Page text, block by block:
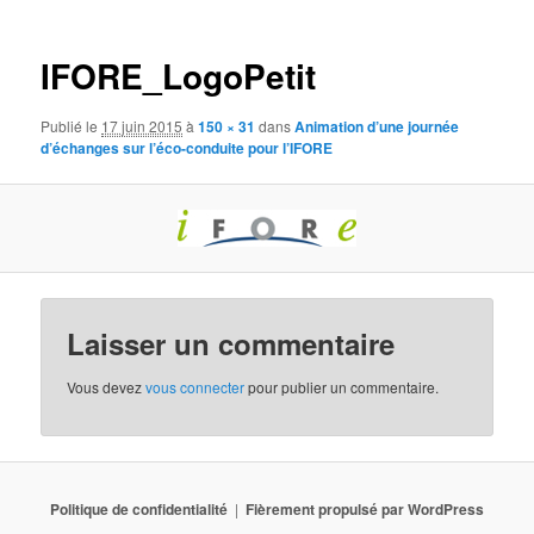
IFORE_LogoPetit
Publié le 17 juin 2015 à150 × 31 dansAnimation d’une journée
d’échanges sur l’éco-conduite pour l’IFORE
Laisser un commentaire
Vous devezvous connecterpour publier un commentaire.
Politique de confidentialité Fièrement propulsé par WordPress